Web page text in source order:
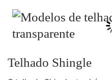
Telhado Shingle